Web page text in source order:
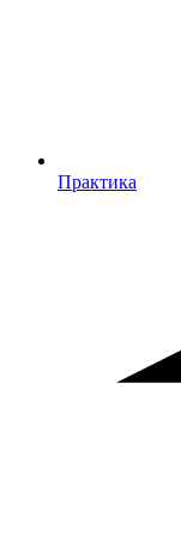
Практика
Практика